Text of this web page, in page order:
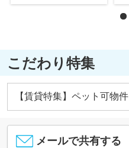
こだわり特集
【賃貸特集】ペット可物件
メールで共有する